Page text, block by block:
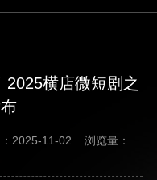
横店微短剧之
2025-11-02
浏览量：